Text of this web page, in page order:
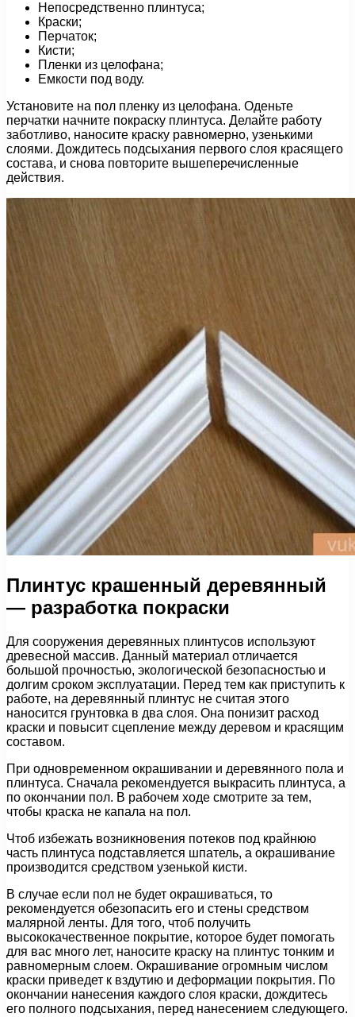
Непосредственно плинтуса;
Краски;
Перчаток;
Кисти;
Пленки из целофана;
Емкости под воду.
Установите на пол пленку из целофана. Оденьте
перчатки начните покраску плинтуса. Делайте работу
заботливо, наносите краску равномерно, узенькими
слоями. Дождитесь подсыхания первого слоя красящего
состава, и снова повторите вышеперечисленные
действия.
Плинтус крашенный деревянный
— разработка покраски
Для сооружения деревянных плинтусов используют
древесной массив. Данный материал отличается
большой прочностью, экологической безопасностью и
долгим сроком эксплуатации. Перед тем как приступить к
работе, на деревянный плинтус не считая этого
наносится грунтовка в два слоя. Она понизит расход
краски и повысит сцепление между деревом и красящим
составом.
При одновременном окрашивании и деревянного пола и
плинтуса. Сначала рекомендуется выкрасить плинтуса, а
по окончании пол. В рабочем ходе смотрите за тем,
чтобы краска не капала на пол.
Чтоб избежать возникновения потеков под крайнюю
часть плинтуса подставляется шпатель, а окрашивание
производится средством узенькой кисти.
В случае если пол не будет окрашиваться, то
рекомендуется обезопасить его и стены средством
малярной ленты. Для того, чтоб получить
высококачественное покрытие, которое будет помогать
для вас много лет, наносите краску на плинтус тонким и
равномерным слоем. Окрашивание огромным числом
краски приведет к вздутию и деформации покрытия. По
окончании нанесения каждого слоя краски, дождитесь
его полного подсыхания, перед нанесением следующего.